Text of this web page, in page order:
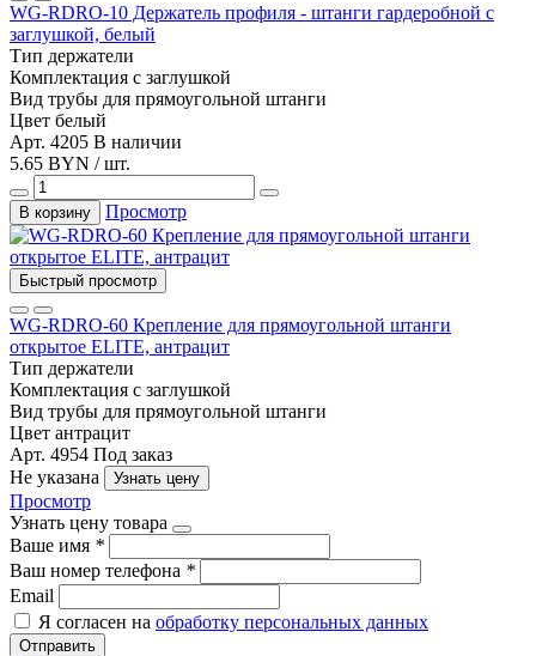
WG-RDRO-10 Держатель профиля - штанги гардеробной с
заглушкой, белый
Тип держатели
Комплектация с заглушкой
Вид трубы для прямоугольной штанги
Цвет белый
Арт. 4205 В наличии
5.65 BYN / шт.
В корзину Просмотр
Быстрый просмотр
WG-RDRO-60 Крепление для прямоугольной штанги
открытое ELITE, антрацит
Тип держатели
Комплектация с заглушкой
Вид трубы для прямоугольной штанги
Цвет антрацит
Арт. 4954 Под заказ
Не указана
Узнать цену
Просмотр
Узнать цену товара
Ваше имя *
Ваш номер телефона *
Email
Я согласен на обработку персональных данных
Отправить